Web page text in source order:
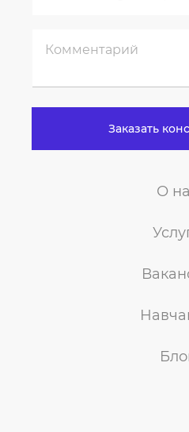
О
Заказать